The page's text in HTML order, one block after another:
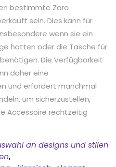
bestimmte Zara
sein. Dies kann für
wenn sie ein
hatten oder die Tasche für
Die Verfügbarkeit
daher eine
und erfordert manchmal
um sicherzustellen,
Accessoire rechtzeitig
an designs und stilen
,